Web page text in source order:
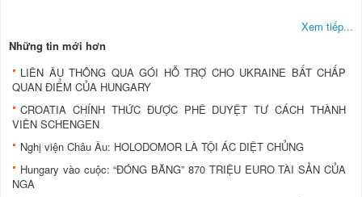
Xem tiếp...
Những tin mới hơn
LIÊN ÂU THÔNG QUA GÓI HỖ TRỢ CHO UKRAINE BẤT CHẤP
QUAN ĐIỂM CỦA HUNGARY
CROATIA CHÍNH THỨC ĐƯỢC PHÊ DUYỆT TƯ CÁCH THÀNH
VIÊN SCHENGEN
Nghị viện Châu Âu: HOLODOMOR LÀ TỘI ÁC DIỆT CHỦNG
Hungary vào cuộc: “ĐÓNG BĂNG” 870 TRIỆU EURO TÀI SẢN CỦA
NGA